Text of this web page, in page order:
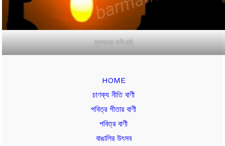
কুরআনের বাণী ছবি
HOME
চাণক্য নীতি বাণী
পবিত্র গীতার বাণী
পবিত্র বাণী
বাঙালির উৎসব